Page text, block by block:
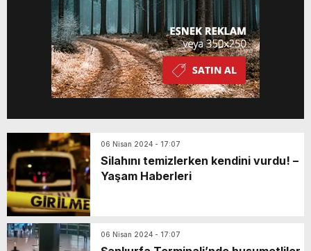
06 Nisan 2024 - 17:07
Silahını temizlerken kendini vurdu! –
Yaşam Haberleri
06 Nisan 2024 - 17:07